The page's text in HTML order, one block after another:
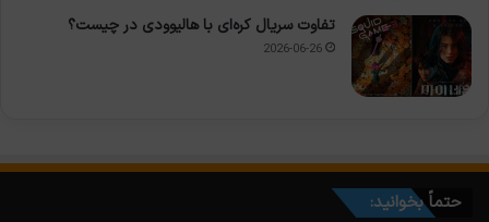
تفاوت سریال کره‌ای با هالیوودی در چیست؟
2026-06-26
حتماً بخوانید: